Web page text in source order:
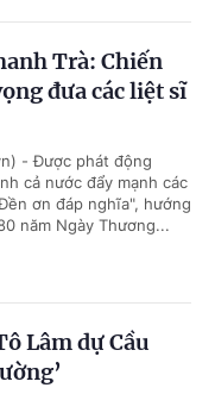
Trà: Chiến
đưa các liệt sĩ
- Được phát động
cả nước đẩy mạnh các
ơn đáp nghĩa", hướng
năm Ngày Thương...
Lâm dự Cầu